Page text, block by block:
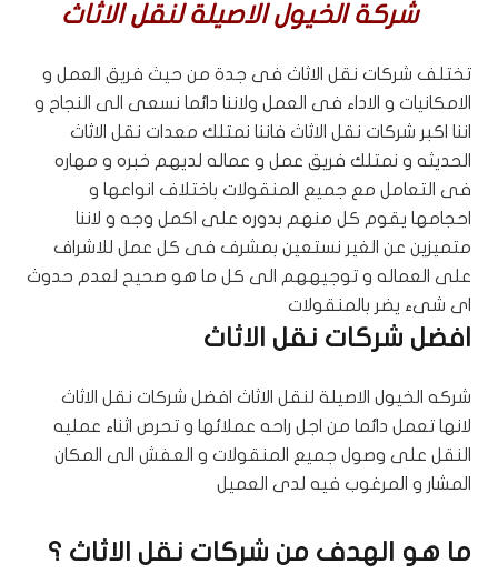
شركة الخيول الاصيلة لنقل الاثاث
تختلف شركات نقل الاثاث فى جدة من حيث فريق العمل و
الامكانيات و الاداء فى العمل ولاننا دائما نسعى الى النجاح و
اننا اكبر شركات نقل الاثاث فاننا نمتلك معدات نقل الاثاث
الحديثه و نمتلك فريق عمل و عماله لديهم خبره و مهاره
فى التعامل مع جميع المنقولات باختلاف انواعها و
احجامها يقوم كل منهم بدوره على اكمل وجه و لاننا
متميزين عن الغير نستعين بمشرف فى كل عمل للاشراف
على العماله و توجيههم الى كل ما هو صحيح لعدم حدوث
اى شىء يضر بالمنقولات
افضل شركات نقل الاثاث
شركه الخيول الاصيلة لنقل الاثاث افضل شركات نقل الاثاث
لانها تعمل دائما من اجل راحه عملائها و تحرص اثناء عمليه
النقل على وصول جميع المنقولات و العفش الى المكان
المشار و المرغوب فيه لدى العميل
ما هو الهدف من شركات نقل الاثاث ؟